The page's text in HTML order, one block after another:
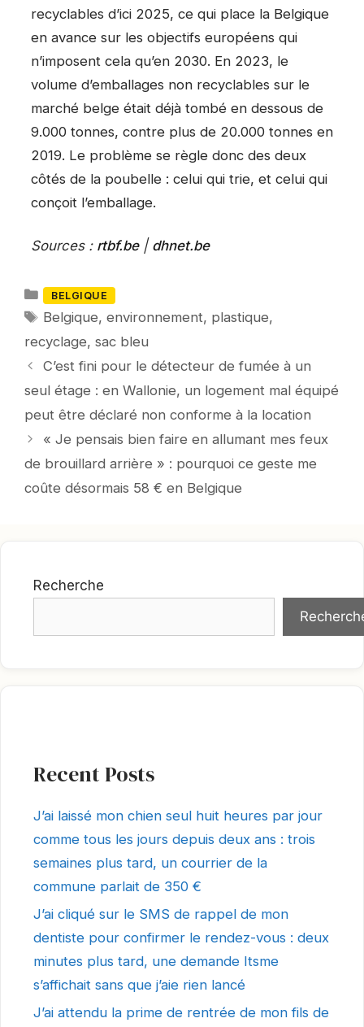
recyclables d’ici 2025, ce qui place la Belgique
en avance sur les objectifs européens qui
n’imposent cela qu’en 2030. En 2023, le
volume d’emballages non recyclables sur le
marché belge était déjà tombé en dessous de
9.000 tonnes, contre plus de 20.000 tonnes en
2019. Le problème se règle donc des deux
côtés de la poubelle : celui qui trie, et celui qui
conçoit l’emballage.
Sources : rtbf.be| dhnet.be
Catégories
BELGIQUE
Mots-
clés
Belgique,environnement, plastique,
recyclage, sac bleu
C’est fini pour le détecteur de fumée à un
seul étage : en Wallonie, un logement mal équipé
peut être déclaré non conforme à la location
« Je pensais bien faire en allumant mes feux
de brouillard arrière » : pourquoi ce geste me
coûte désormais 58 € en Belgique
Recherche
Recent Posts
J’ai laissé mon chien seul huit heures par jour
comme tous les jours depuis deux ans : trois
semaines plus tard, un courrier de la
commune parlait de 350 €
J’ai cliqué sur le SMS de rappel de mon
dentiste pour confirmer le rendez-vous : deux
minutes plus tard, une demande Itsme
s’affichait sans que j’aie rien lancé
J’ai attendu la prime de rentrée de mon fils de